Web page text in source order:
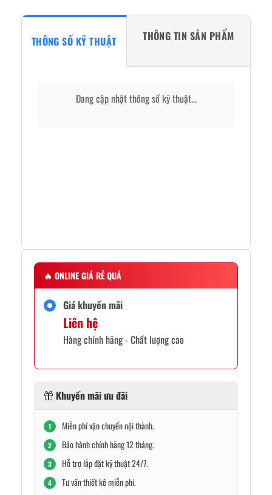
THÔNG SỐ KỸ THUẬT THÔNG TIN SẢN PHẨM
Đang cập nhật thông số kỹ thuật...
🔥 ONLINE GIÁ RẺ QUÁ
Giá khuyến mãi
Liên hệ
Hàng chính hãng - Chất lượng cao
Khuyến mãi ưu đãi
1 Miễn phí vận chuyển nội thành.
2 Bảo hành chính hãng 12 tháng.
3 Hỗ trợ lắp đặt kỹ thuật 24/7.
4 Tư vấn thiết kế miễn phí.